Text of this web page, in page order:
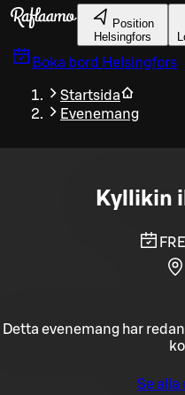
Gå till huvudinnehållet
Position
Helsingfors
Boka bord Helsingfors
Startsida
Evenemang
Kyllikin
Detta evenemang har
Se alla